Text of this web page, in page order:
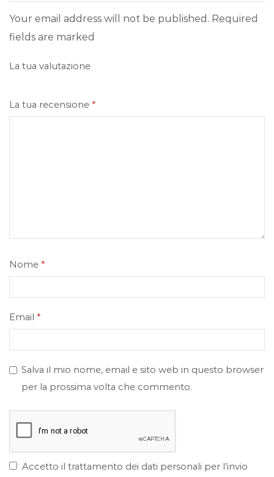
Your email address will not be published. Required
fields are marked
La tua valutazione
La tua recensione *
Nome *
Email *
Salva il mio nome, email e sito web in questo browser
per la prossima volta che commento.
Accetto il trattamento dei dati personali per l’invio